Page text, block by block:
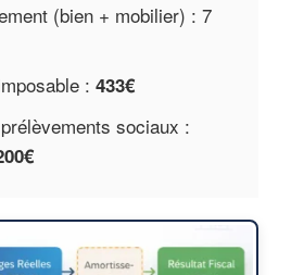
(bien + mobilier) : 7
: 433€
sociaux :